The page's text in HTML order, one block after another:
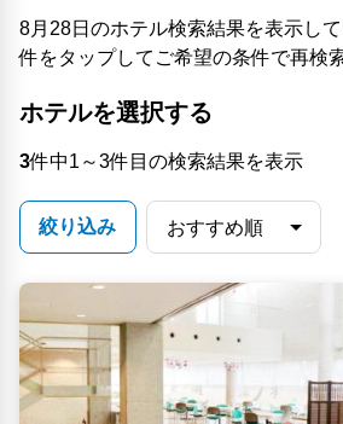
8月28日のホテル検索結果を表示し
件をタップしてご希望の条件で再検
ホテルを選択する
3件中1～3件目の検索結果を表示
絞り込み